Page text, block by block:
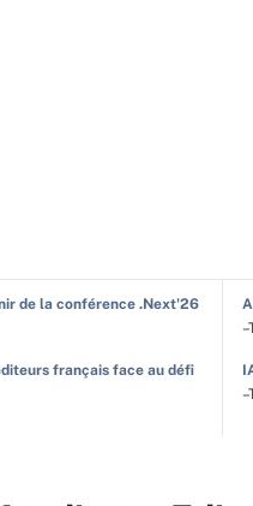
de la conférence .Next'26
français face au défi